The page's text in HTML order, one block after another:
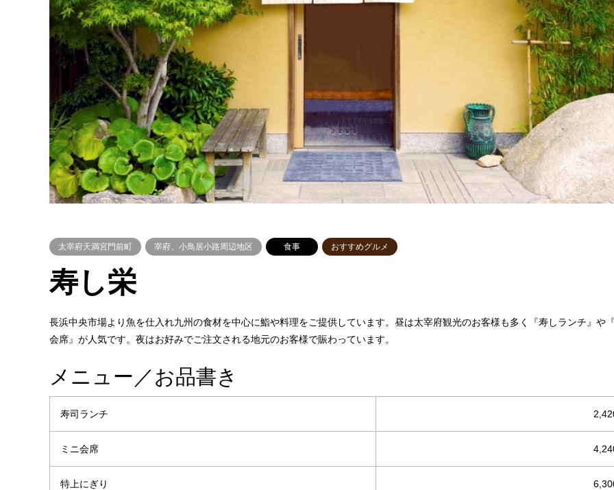
太宰府天満宮門前町 宰府、小鳥居小路周辺地区 食事 おすすめグルメ
寿し栄
長浜中央市場より魚を仕入れ九州の食材を中心に鮨や料理をご提供しています。昼は太宰府観光のお客様も多く『寿しランチ』や
会席』が人気です。夜はお好みでご注文される地元のお客様で賑わっています。
メニュー／お品書き
寿司ランチ
ミニ会席
特上にぎり